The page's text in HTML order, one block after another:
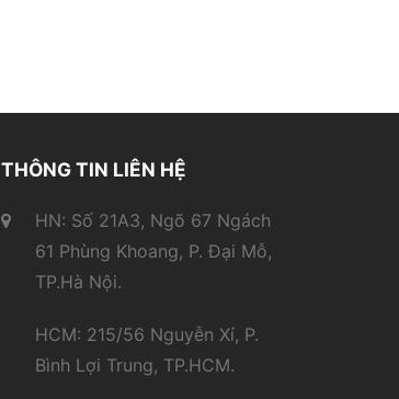
THÔNG TIN LIÊN HỆ
HN: Số 21A3, Ngõ 67 Ngách
61 Phùng Khoang, P. Đại Mỗ,
TP.Hà Nội.
HCM: 215/56 Nguyễn Xí, P.
Bình Lợi Trung, TP.HCM.